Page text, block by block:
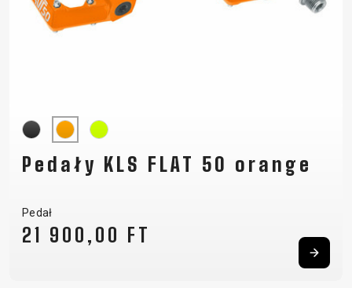
Pedały KLS FLAT 50 orange
Pedał
21 900,00 FT